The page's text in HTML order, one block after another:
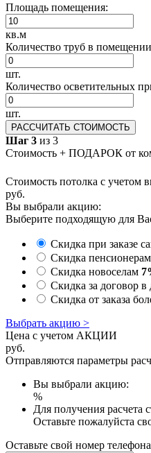
Площадь помещения:
кв.м
Количество труб в
шт.
Количество осветительных
шт.
РАССЧИТАТЬ СТОИМОСТЬ
Шаг 3 из 3
Стоимость + ПОДАРОК от
Стоимость потолка с учетом
руб.
Вы выбрали акцию:
Выберите подходящую для
Скидка при заказе
Скидка пенсионерам
Скидка новоселам
Скидка за договор в
Скидка от заказа
Выбрать акцию >
Цена с учетом АКЦИИ
руб.
Отправляются параметры
Вы выбрали акцию:
%
Для получения расчета
Оставьте пожалуйста
Оставьте свой номер